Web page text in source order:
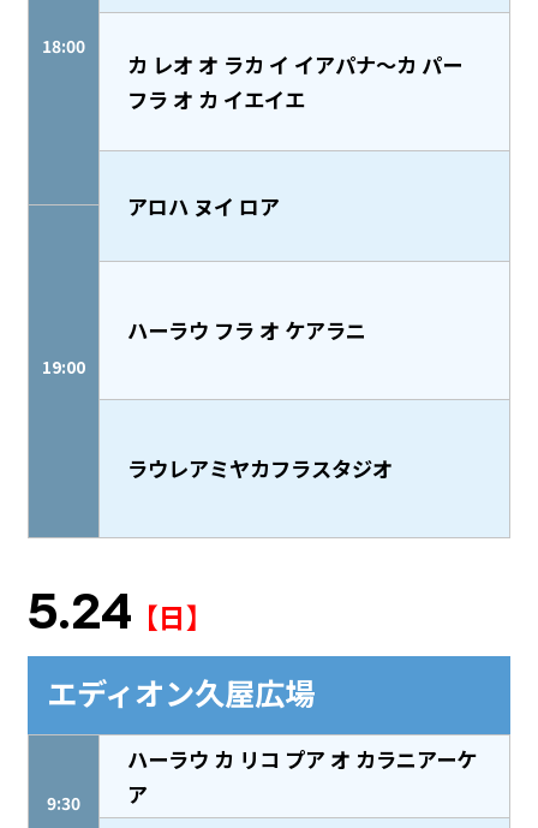
18:00
カ レオ オ ラカ イ イアパナ～カ パー
フラ オ カ イエイエ
19:00
アロハ ヌイ ロア
ハーラウ フラ オ ケアラニ
ラウレアミヤカフラスタジオ
5.24【日】
エディオン久屋広場
9:30
ハーラウ カ リコ プア オ カラニアーケ
ア